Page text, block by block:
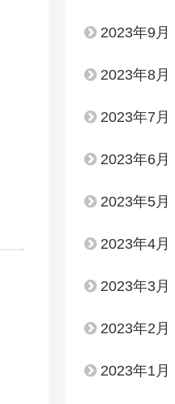
2023年9月
2023年8月
2023年7月
2023年6月
2023年5月
2023年4月
2023年3月
2023年2月
2023年1月